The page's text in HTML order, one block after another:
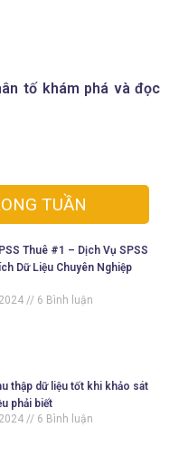
tố khám phá và đọc
TUẦN
Thuê #1 – Dịch Vụ SPSS
Dữ Liệu Chuyên Nghiệp
6 Bình luận
thập dữ liệu tốt khi khảo sát
phải biết
6 Bình luận